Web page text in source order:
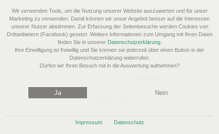
Wir verwenden Tools, um die Nutzung unserer Website auszuwerten und für unser
Marketing zu verwenden. Damit können wir unser Angebot besser auf die Interessen
unserer Nutzer abstimmen. Zur Erfassung der Seitenbesuche werden Cookies von
Drittanbietern (Facebook) gesetzt. Weitere Informationen zum Umgang mit Ihren Daten
finden Sie in unserer Datenschutzerklärung.
Ihre Einwilligung ist freiwillig und Sie können sie jederzeit über einen Button in der
Datenschutzerklärung widerrufen.
Dürfen wir Ihren Besuch mit in die Auswertung aufnehmen?
Ja Nein
Impressum Datenschutz